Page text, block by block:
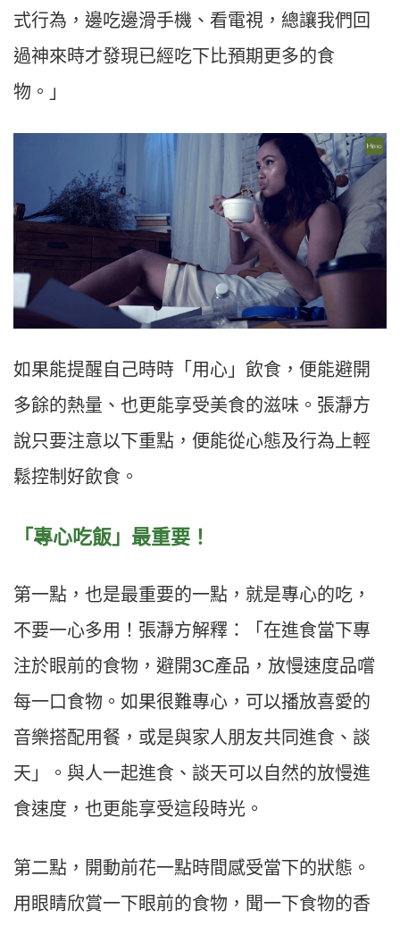
式行為，邊吃邊滑手機、看電視，總讓我們回
過神來時才發現已經吃下比預期更多的食
物。」
如果能提醒自己時時「用心」飲食，便能避開
多餘的熱量、也更能享受美食的滋味。張瀞方
說只要注意以下重點，便能從心態及行為上輕
鬆控制好飲食。
「專心吃飯」最重要！
第一點，也是最重要的一點，就是專心的吃，
不要一心多用！張瀞方解釋：「在進食當下專
注於眼前的食物，避開3C產品，放慢速度品嚐
每一口食物。如果很難專心，可以播放喜愛的
音樂搭配用餐，或是與家人朋友共同進食、談
天」。與人一起進食、談天可以自然的放慢進
食速度，也更能享受這段時光。
第二點，開動前花一點時間感受當下的狀態。
用眼睛欣賞一下眼前的食物，聞一下食物的香